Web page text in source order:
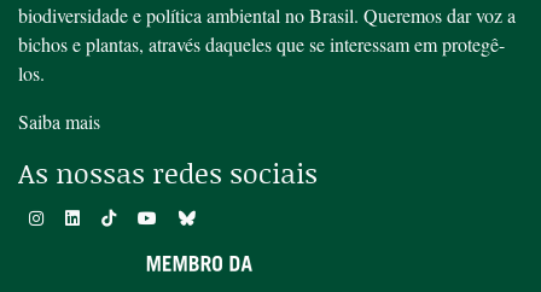
biodiversidade e política ambiental no Brasil. Queremos dar voz a
bichos e plantas, através daqueles que se interessam em protegê-
los.
Saiba mais
As nossas redes sociais